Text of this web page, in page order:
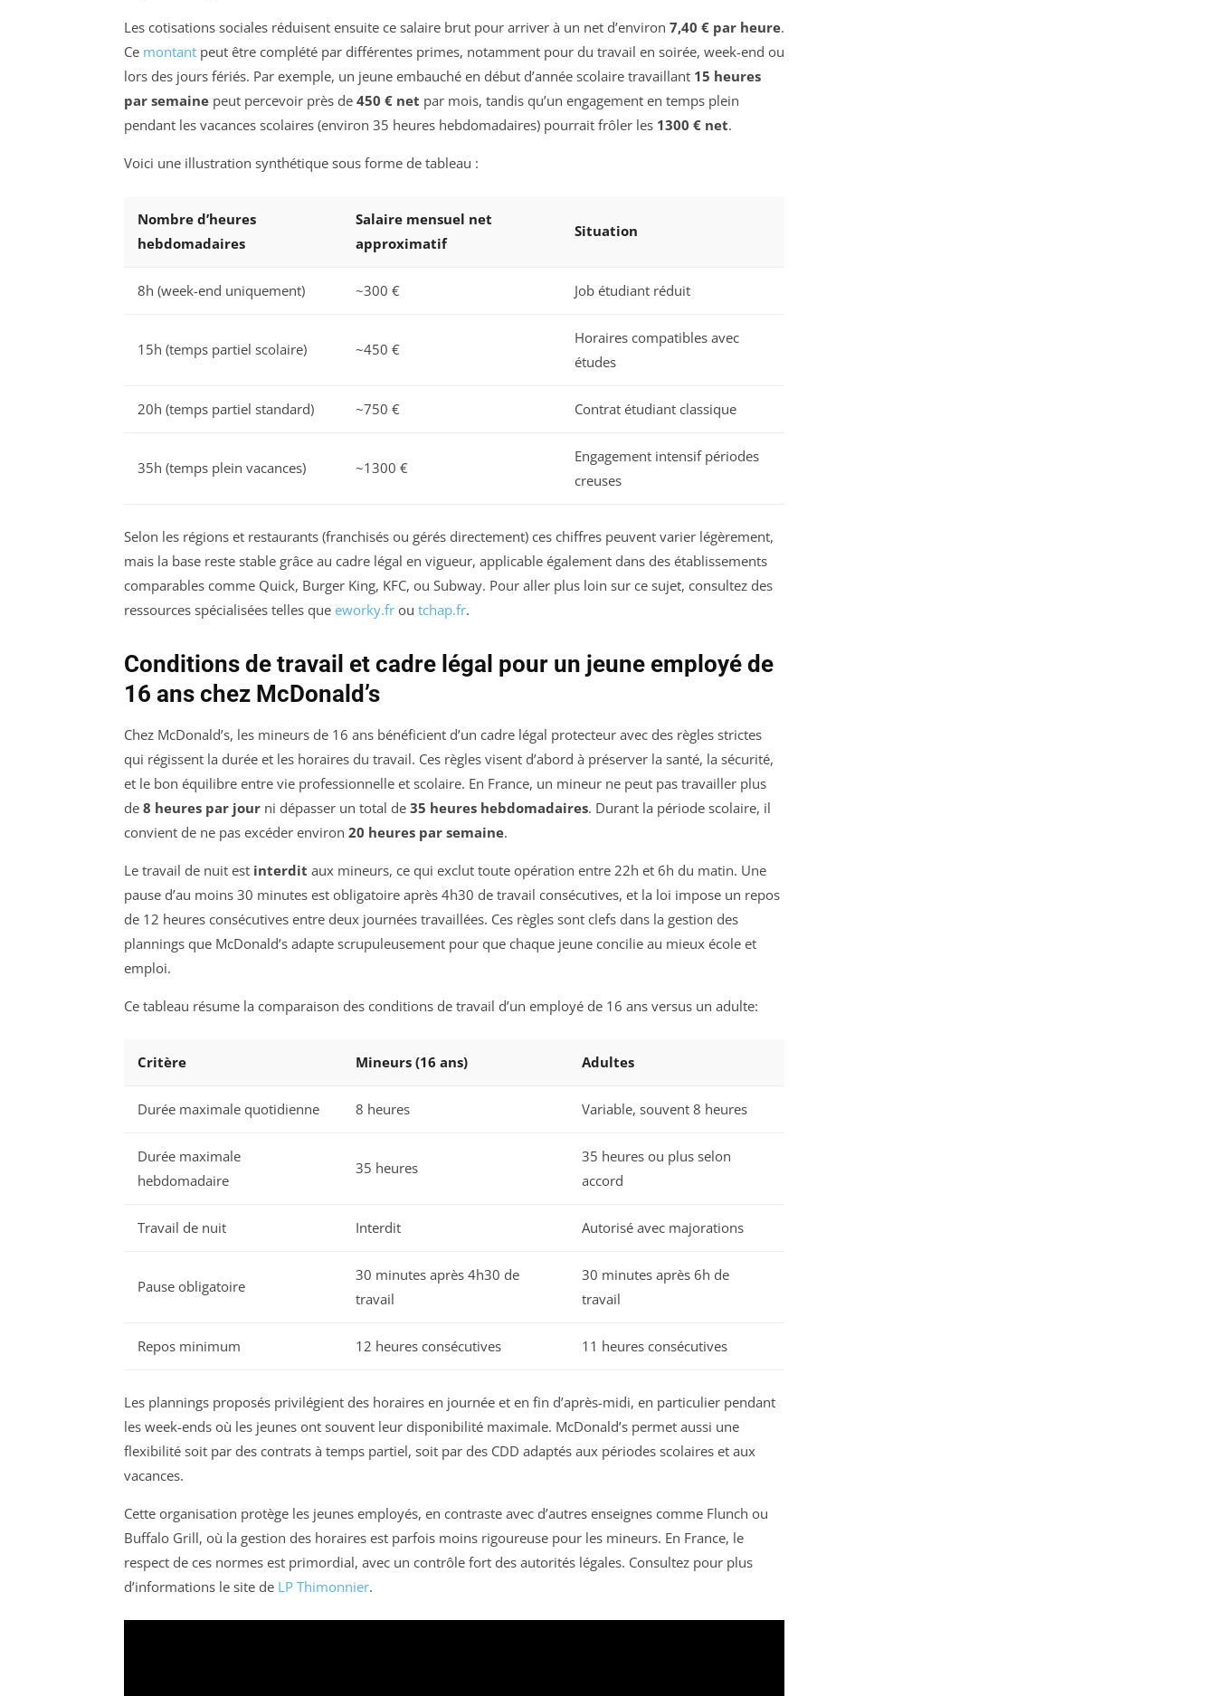
Les cotisations sociales réduisent ensuite ce salaire brut pour arriver à un net d’environ 7,40 € par heure.
Ce montant peut être complété par différentes primes, notamment pour du travail en soirée, week-end ou
lors des jours fériés. Par exemple, un jeune embauché en début d’année scolaire travaillant 15 heures
par semaine peut percevoir près de 450 € net par mois, tandis qu’un engagement en temps plein
pendant les vacances scolaires (environ 35 heures hebdomadaires) pourrait frôler les 1300 € net.
Voici une illustration synthétique sous forme de tableau :
Nombre d’heures
hebdomadaires
Salaire mensuel net
approximatif
Situation
8h (week-end uniquement) ~300 € Job étudiant réduit
15h (temps partiel scolaire) ~450 €
Horaires compatibles avec
études
20h (temps partiel standard) ~750 € Contrat étudiant classique
35h (temps plein vacances) ~1300 €
Engagement intensif périodes
creuses
Selon les régions et restaurants (franchisés ou gérés directement) ces chiffres peuvent varier légèrement,
mais la base reste stable grâce au cadre légal en vigueur, applicable également dans des établissements
comparables comme Quick, Burger King, KFC, ou Subway. Pour aller plus loin sur ce sujet, consultez des
ressources spécialisées telles que eworky.fr ou tchap.fr.
Conditions de travail et cadre légal pour un jeune employé de
16 ans chez McDonald’s
Chez McDonald’s, les mineurs de 16 ans bénéficient d’un cadre légal protecteur avec des règles strictes
qui régissent la durée et les horaires du travail. Ces règles visent d’abord à préserver la santé, la sécurité,
et le bon équilibre entre vie professionnelle et scolaire. En France, un mineur ne peut pas travailler plus
de 8 heures par jour ni dépasser un total de 35 heures hebdomadaires. Durant la période scolaire, il
convient de ne pas excéder environ 20 heures par semaine.
Le travail de nuit est interdit aux mineurs, ce qui exclut toute opération entre 22h et 6h du matin. Une
pause d’au moins 30 minutes est obligatoire après 4h30 de travail consécutives, et la loi impose un repos
de 12 heures consécutives entre deux journées travaillées. Ces règles sont clefs dans la gestion des
plannings que McDonald’s adapte scrupuleusement pour que chaque jeune concilie au mieux école et
emploi.
Ce tableau résume la comparaison des conditions de travail d’un employé de 16 ans versus un adulte:
Critère Mineurs (16 ans) Adultes
Durée maximale quotidienne 8 heures Variable, souvent 8 heures
Durée maximale
hebdomadaire
35 heures
35 heures ou plus selon
accord
Travail de nuit Interdit Autorisé avec majorations
Pause obligatoire
30 minutes après 4h30 de
travail
30 minutes après 6h de
travail
Repos minimum 12 heures consécutives 11 heures consécutives
Les plannings proposés privilégient des horaires en journée et en fin d’après-midi, en particulier pendant
les week-ends où les jeunes ont souvent leur disponibilité maximale. McDonald’s permet aussi une
flexibilité soit par des contrats à temps partiel, soit par des CDD adaptés aux périodes scolaires et aux
vacances.
Cette organisation protège les jeunes employés, en contraste avec d’autres enseignes comme Flunch ou
Buffalo Grill, où la gestion des horaires est parfois moins rigoureuse pour les mineurs. En France, le
respect de ces normes est primordial, avec un contrôle fort des autorités légales. Consultez pour plus
d’informations le site de LP Thimonnier.